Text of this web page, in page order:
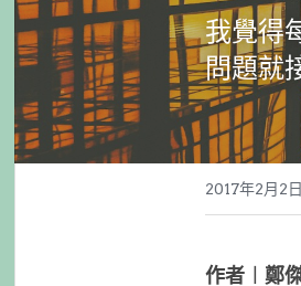
我覺得
問題就
2017年2月2日
作者︱鄭